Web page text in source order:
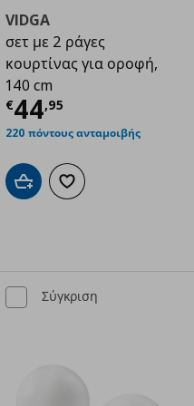
€ 37,00
VIDGA
σετ με 2 ράγες
κουρτίνας για οροφή,
140 cm
€44,95
Τρέχουσα
220 πόντους ανταμοιβής
Προσθήκη στο καλάθι
Προσθήκη στα
Σύγκριση